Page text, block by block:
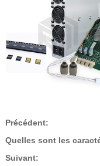
Précédent:
Quelles sont les
Suivant: